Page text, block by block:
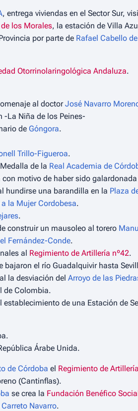
, entrega viviendas en el Sector Sur,
los Morales, la estación de Villa
por parte de Rafael Cabello
Otorrinolaringológica Andaluza.
al doctorJosé Navarro
-La Niña de los Peines-
de Góngora.
Trillo-Figueroa.
de la Real Academia de
con motivo de haber sido
hundirse una barandilla en la Plaza
la Mujer Cordobesa.
.
construir un mausoleo al torero
Fernández-Conde.
al Regimiento de Artillería nº42.
bajaron el río Guadalquivir hasta
la desviación del Arroyo de las
de Colombia.
de una Estación de
Árabe Unida.
de Córdoba el Regimiento de
(Cantinflas).
se crea la Fundación Benéfico
Navarro.